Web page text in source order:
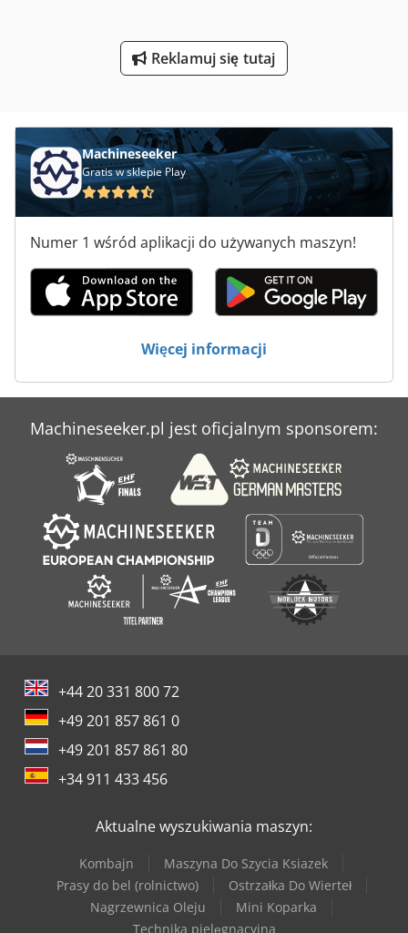
Urządzenia Do Laminowania
Urządzenia Do Pakowania
Urządzenia Do Powlekania
Urządzenie Do Laminowania
Urządzenie Do Nawijania
Wiertła Do Głębokich Otworów
Reklamuj się tutaj
Machineseeker
Gratis w sklepie Play
Numer 1 wśród aplikacji do używanych maszyn!
Więcej informacji
Machineseeker.pl jest oficjalnym sponsorem:
+44 20 331 800 72
+49 201 857 861 0
+49 201 857 861 80
+34 911 433 456
Aktualne wyszukiwania maszyn:
Kombajn
Maszyna Do Szycia Ksiazek
Prasy do bel (rolnictwo)
Ostrzałka Do Wierteł
Nagrzewnica Oleju
Mini Koparka
Technika pielęgnacyjna